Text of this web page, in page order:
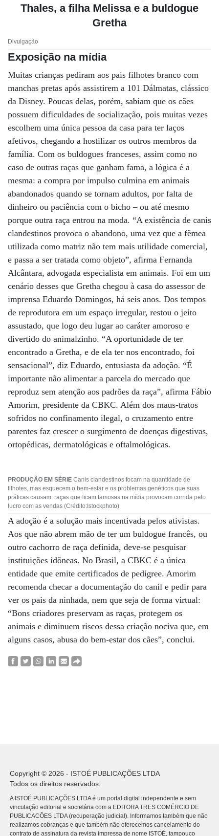
Thales, a filha Melissa e a buldogue
Gretha
Divulgação
Exposição na mídia
Muitas crianças pediram aos pais filhotes branco com
manchas pretas após assistirem a 101 Dálmatas, clássico
da Disney. Poucas delas, porém, sabiam que os cães
possuem dificuldades de socialização, pois muitas vezes
escolhem uma única pessoa da casa para ter laços
afetivos, chegando a hostilizar os outros membros da
família. Com os buldogues franceses, assim como no
caso de outras raças que ganham fama, a lógica é a
mesma: a compra por impulso culmina em animais
abandonados quando se tornam adultos, por falta de
dinheiro ou paciência com o bicho – ou até mesmo
porque outra raça entrou na moda. “A existência de canis
clandestinos provoca o abandono, uma vez que a fêmea
utilizada como matriz não tem mais utilidade comercial,
e passa a ser tratada como objeto”, afirma Fernanda
Alcântara, advogada especialista em animais. Foi em um
cenário desses que Gretha chegou à casa do assessor de
imprensa Eduardo Domingos, há seis anos. Dos tempos
de reprodutora em um espaço irregular, restou o jeito
assustado, que logo deu lugar ao caráter amoroso e
divertido do animalzinho. “A oportunidade de ter
encontrado a Gretha, e de ela ter nos encontrado, foi
sensacional”, diz Eduardo, entusiasta da adoção. “É
importante não alimentar a parcela do mercado que
reproduz sem atenção aos padrões da raça”, afirma Fábio
Amorim, presidente da CBKC. Além dos maus-tratos
sofridos no confinamento ilegal, o cruzamento entre
parentes faz crescer o surgimento de doenças digestivas,
ortopédicas, dermatológicas e oftalmológicas.
PRODUÇÃO EM SÉRIE Canis clandestinos focam na quantidade de
filhotes, mas esquecem o bem-estar e os problemas genéticos que suas
práticas causam: raças que ficam famosas na mídia provocam corrida pelo
lucro com as vendas (Crédito:Istockphoto)
A adoção é a solução mais incentivada pelos ativistas.
Aos que não abrem mão de ter um buldogue francês, ou
outro cachorro de raça definida, deve-se pesquisar
instituições idôneas. No Brasil, a CBKC é a única
entidade que emite certificados de pedigree. Amorim
recomenda checar a documentação do canil e pedir para
ver os pais da ninhada, nem que seja de forma virtual:
“Bons criadores preservam as raças, protegem os
animais e diminuem riscos dessa criação nociva que, em
alguns casos, abusa do bem-estar dos cães”, conclui.
Copyright © 2026 - ISTOÉ PUBLICAÇÕES LTDA
Todos os direitos reservados.
A ISTOÉ PUBLICAÇÕES LTDA é um portal digital independente e sem
vinculação editorial e societária com a EDITORA TRES COMÉRCIO DE
PUBLICACÕES LTDA (recuperação judicial). Informamos também que não
realizamos cobranças e que também não oferecemos cancelamento do
contrato de assinatura da revista impressa de nome ISTOÉ, tampouco